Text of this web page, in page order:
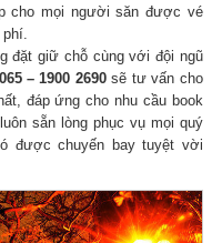
cho mọi người săn được vé
đặt giữ chỗ cùng với đội ngũ
– 1900 2690sẽ tư vấn cho
đáp ứng cho nhu cầu book
sẵn lòng phục vụ mọi quý
được chuyến bay tuyệt vời